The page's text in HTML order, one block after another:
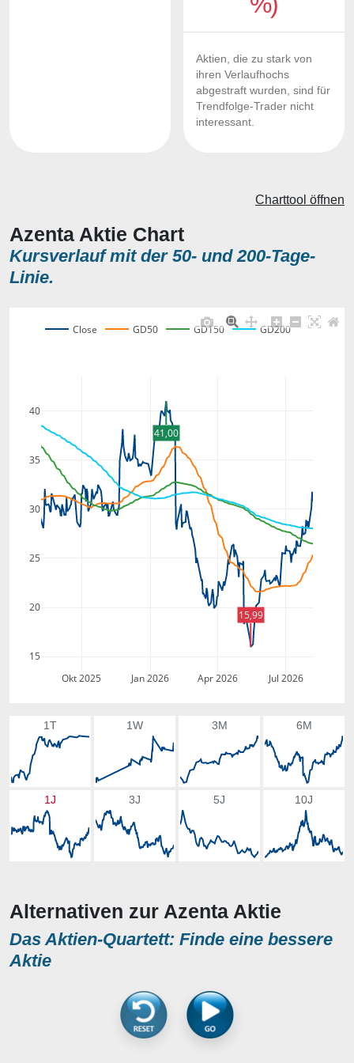
Aktien, die zu stark von
ihren Verlaufhochs
abgestraft wurden, sind für
Trendfolge-Trader nicht
interessant.
Azenta Aktie Chart
Kursverlauf mit der 50- und 200-Tage-
Linie.
Charttool öffnen
Okt 2025 Jan 2026 Apr 2026 Jul 2026
15
20
25
30
35
40
Close GD50 GD150 GD200
41,00
15,99
1T 1W 3M 6M
1J 3J 5J 10J
Alternativen zur Azenta Aktie
Das Aktien-Quartett: Finde eine bessere
Aktie